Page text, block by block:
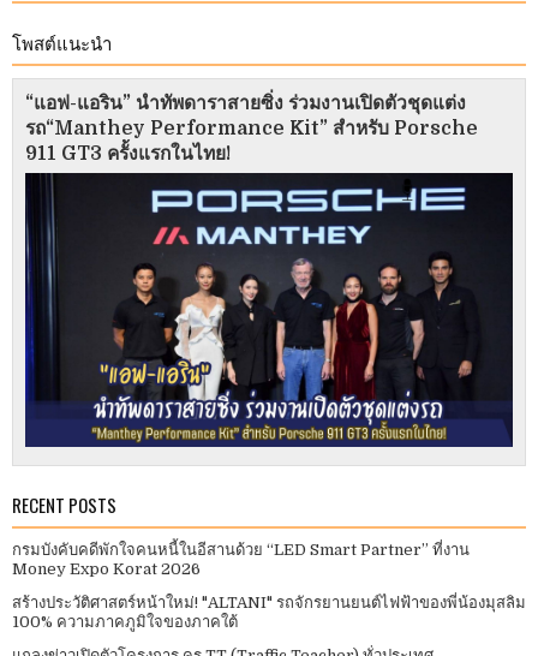
โพสต์แนะนำ
“แอฟ-แอริน” นำทัพดาราสายซิ่ง ร่วมงานเปิดตัวชุดแต่ง
รถ“Manthey Performance Kit” สำหรับ Porsche
911 GT3 ครั้งแรกในไทย!
RECENT POSTS
กรมบังคับคดีพักใจคนหนี้ในอีสานด้วย “LED Smart Partner” ที่งาน
Money Expo Korat 2026
สร้างประวัติศาสตร์หน้าใหม่! "ALTANI" รถจักรยานยนต์ไฟฟ้าของพี่น้องมุสลิม
100% ความภาคภูมิใจของภาคใต้